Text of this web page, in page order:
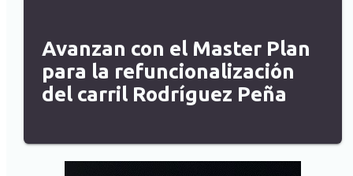
Avanzan con el Master Plan
para la refuncionalización
del carril Rodríguez Peña